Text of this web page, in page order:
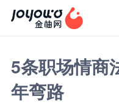
5条职场情商
年弯路